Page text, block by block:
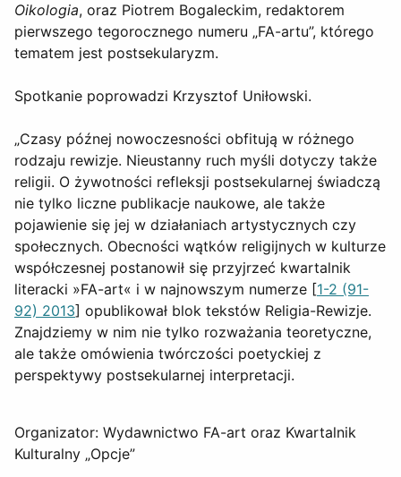
Oikologia, oraz Piotrem Bogaleckim, redaktorem
pierwszego tegorocznego numeru „FA-artu”, którego
tematem jest postsekularyzm.
Spotkanie poprowadzi Krzysztof Uniłowski.
„Czasy późnej nowoczesności obfitują w różnego
rodzaju rewizje. Nieustanny ruch myśli dotyczy także
religii. O żywotności refleksji postsekularnej świadczą
nie tylko liczne publikacje naukowe, ale także
pojawienie się jej w działaniach artystycznych czy
społecznych. Obecności wątków religijnych w kulturze
współczesnej postanowił się przyjrzeć kwartalnik
literacki »FA-art« i w najnowszym numerze [1-2 (91-
92) 2013] opublikował blok tekstów Religia-Rewizje.
Znajdziemy w nim nie tylko rozważania teoretyczne,
ale także omówienia twórczości poetyckiej z
perspektywy postsekularnej interpretacji.
Organizator: Wydawnictwo FA-art oraz Kwartalnik
Kulturalny „Opcje”